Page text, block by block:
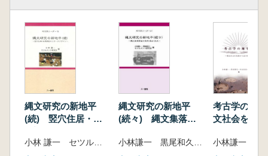
縄文研究の新地平
(続) 竪穴住居・集
ザイン
縄文研究の新地平
(続々) 縄文集落調
来
考古学の地
文社会を集